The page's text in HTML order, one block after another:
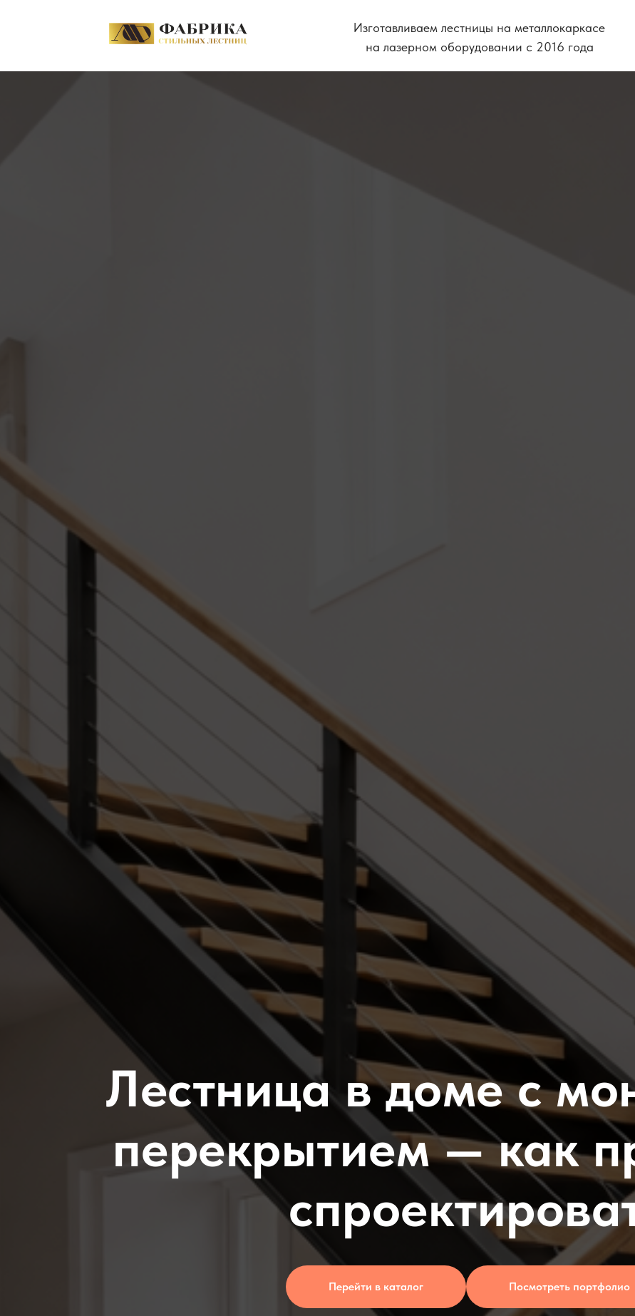
Изготавливаем лестницы на металлокаркасе
на лазерном оборудовании с 2016 года
Лестница в доме с
перекрытием — как
Перейти в каталог Посмотреть портфолио